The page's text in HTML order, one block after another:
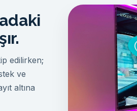
edilirken;
ve
altına